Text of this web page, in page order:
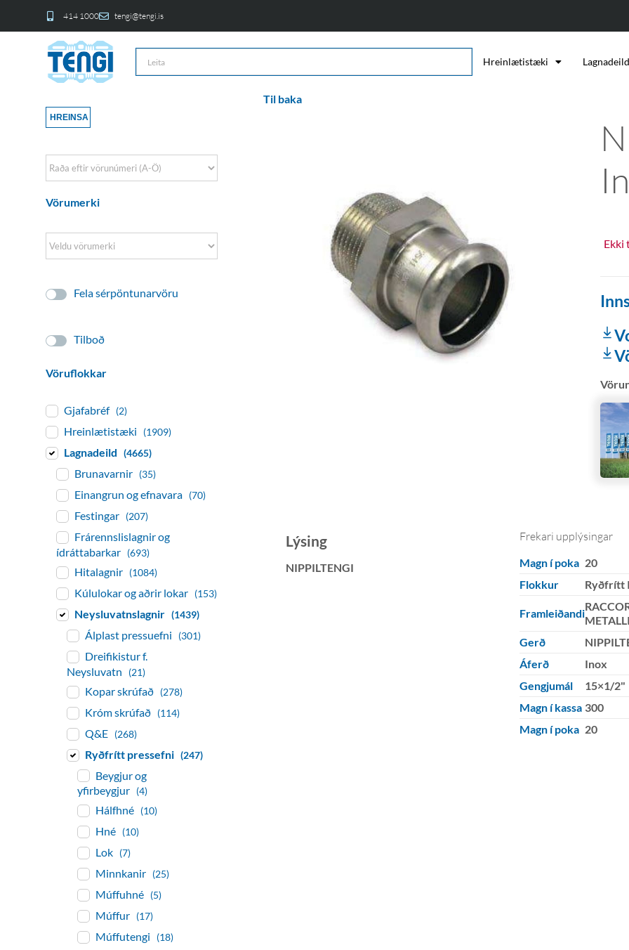
414 1000 tengi@tengi.is
Hreinlætistæki Lagnadeild
Til baka
Ekki
Lýsing
NIPPILTENGI
Frekari upplýsingar
Magn í poka 20
Flokkur
Ryðfrítt
Framleiðandi
Gerð
Áferð
Inox
Gengjumál
15×1/2"
Magn í kassa 300
Magn í poka 20
HREINSA
Sort Products
Vörumerki
Fela sérpöntunarvöru
Tilboð
Vöruflokkar
Gjafabréf (2)
Hreinlætistæki (1909)
Lagnadeild (4665)
Brunavarnir (35)
Einangrun og efnavara (70)
Festingar (207)
Frárennslislagnir og
ídráttabarkar (693)
Hitalagnir (1084)
Kúlulokar og aðrir lokar (153)
Neysluvatnslagnir (1439)
Álplast pressuefni (301)
Dreifikistur f.
Neysluvatn
(21)
Kopar skrúfað (278)
Króm skrúfað (114)
Q&E (268)
Ryðfrítt pressefni (247)
Beygjur og
yfirbeygjur (4)
Hálfhné (10)
Hné (10)
Lok (7)
Minnkanir (25)
Múffuhné (5)
Múffur (17)
Múffutengi (18)